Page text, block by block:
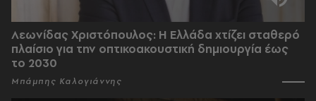
Λεωνίδας Χριστόπουλος: Η Ελλάδα χτίζει σταθερό
πλαίσιο για την οπτικοακουστική δημιουργία έως
το 2030
Μπάμπης Καλογιάννης